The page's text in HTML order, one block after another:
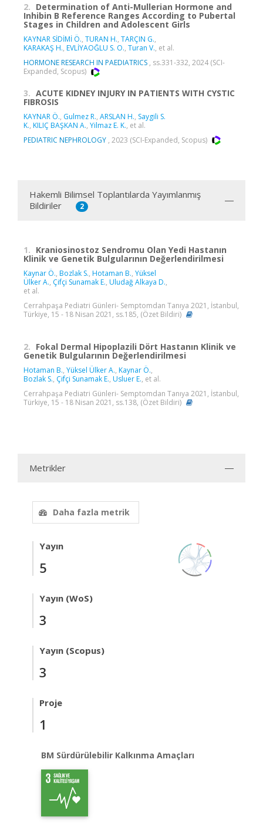
2. Determination of Anti-Mullerian Hormone and
Inhibin B Reference Ranges According to Pubertal
Stages in Children and Adolescent Girls
KAYNAR SİDİMİ Ö., TURAN H., TARÇIN G.,
KARAKAŞ H., EVLİYAOĞLU S. O., Turan V., et al.
HORMONE RESEARCH IN PAEDIATRICS , ss.331-332, 2024 (SCI-
Expanded, Scopus)
3. ACUTE KIDNEY INJURY IN PATIENTS WITH CYSTIC
FIBROSIS
KAYNAR Ö., Gulmez R., ARSLAN H., Saygili S.
K., KILIÇ BAŞKAN A., Yilmaz E. K., et al.
PEDIATRIC NEPHROLOGY , 2023 (SCI-Expanded, Scopus)
Hakemli Bilimsel Toplantılarda Yayımlanmış
Bildiriler
2
1. Kraniosinostoz Sendromu Olan Yedi Hastanın
Klinik ve Genetik Bulgularının Değerlendirilmesi
Kaynar Ö., Bozlak S., Hotaman B., Yüksel
Ülker A., Çifçi Sunamak E., Uludağ Alkaya D.,
et al.
Cerrahpaşa Pediatri Günleri- Semptomdan Tanıya 2021, İstanbul,
Türkiye, 15 - 18 Nisan 2021, ss.185, (Özet Bildiri)
2. Fokal Dermal Hipoplazili Dört Hastanın Klinik ve
Genetik Bulgularının Değerlendirilmesi
Hotaman B., Yüksel Ülker A., Kaynar Ö.,
Bozlak S., Çifçi Sunamak E., Usluer E., et al.
Cerrahpaşa Pediatri Günleri- Semptomdan Tanıya 2021, İstanbul,
Türkiye, 15 - 18 Nisan 2021, ss.138, (Özet Bildiri)
Metrikler
Daha fazla metrik
Yayın
5
Yayın (WoS)
3
Yayın (Scopus)
3
Proje
1
BM Sürdürülebilir Kalkınma Amaçları